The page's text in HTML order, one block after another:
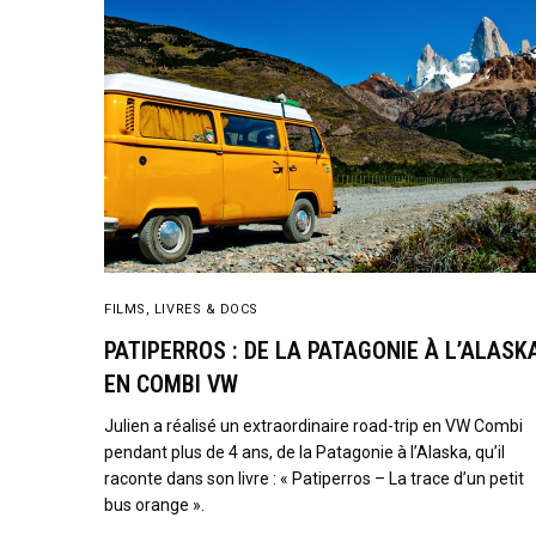
FILMS, LIVRES & DOCS
PATIPERROS : DE LA PATAGONIE À
EN COMBI VW
Julien a réalisé un extraordinaire road-trip en VW Combi
pendant plus de 4 ans, de la Patagonie à l’Alaska, qu’il
raconte dans son livre : « Patiperros – La trace d’un petit
bus orange ».